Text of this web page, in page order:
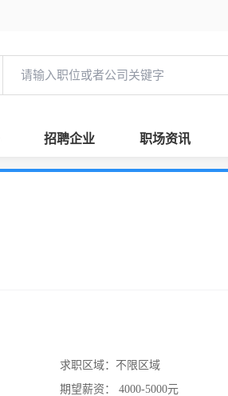
招聘企业 职场资讯
求职区域： 不限区域
期望薪资：
4000-5000元